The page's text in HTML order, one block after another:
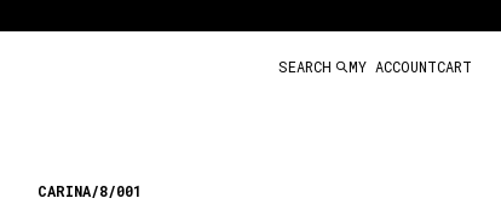
SEARCH MY ACCOUNTCART
CARINA/8/001